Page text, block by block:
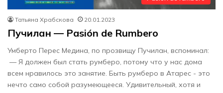
Татьяна Храбскова 20.01.2023
Пучилан — Pasión de Rumbero
Умберто Перес Медина, по прозвищу Пучилан, вспоминал:
— Я должен был стать румберо, потому что у нас дома
всем нравилось это занятие. Быть румберо в Атарес - это
нечто само собой разумеющееся. Удивительный, хотя и